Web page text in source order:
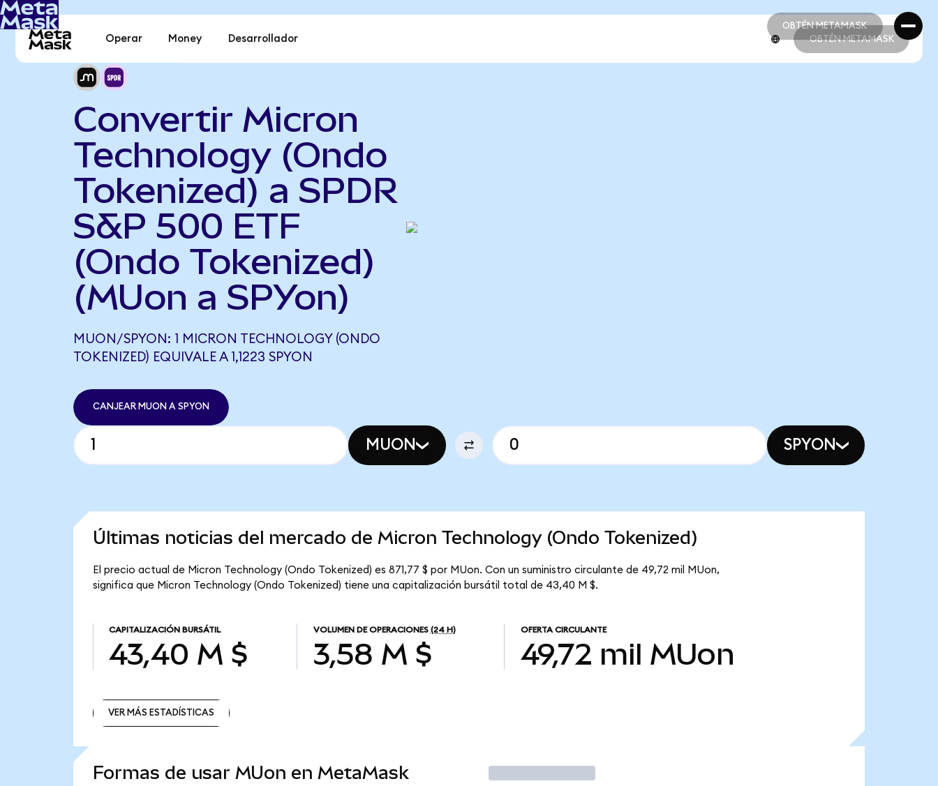
OBTÉN METAMASK
OBTÉN METAMASK
Operar Money Desarrollador OBTÉN METAMASK
Convertir Micron
Technology (Ondo
Tokenized) a SPDR
S&P 500 ETF
(Ondo Tokenized)
(MUon a SPYon)
MUON/SPYON: 1 MICRON TECHNOLOGY (ONDO
TOKENIZED) EQUIVALE A 1,1223 SPYON
CANJEAR MUON A SPYON
MUON SPYON
Últimas noticias del mercado de Micron Technology (Ondo Tokenized)
El precio actual de Micron Technology (Ondo Tokenized) es 871,77 $ por MUon. Con un suministro circulante de 49,72 mil MUon,
significa que Micron Technology (Ondo Tokenized) tiene una capitalización bursátil total de 43,40 M $.
CAPITALIZACIÓN BURSÁTIL
43,40 M $
VOLUMEN DE OPERACIONES (24 H)
3,58 M $
OFERTA CIRCULANTE
49,72 mil MUon
VER MÁS ESTADÍSTICAS
Formas de usar MUon en MetaMask Operar